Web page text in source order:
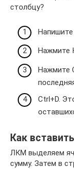
столбцу?
Напишите
Нажмите
Нажмите
Ctrl+D.
Как
ЛКМ выделяем
сумму. Затем в